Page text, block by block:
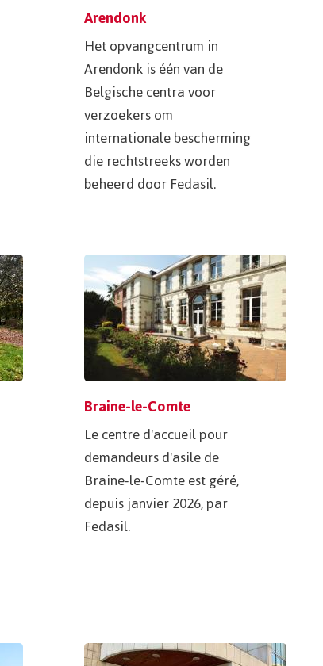
Arendonk
Het opvangcentrum in
Arendonk is één van de
Belgische centra voor
verzoekers om
internationale bescherming
die rechtstreeks worden
beheerd door Fedasil.
Braine-le-Comte
Le centre d'accueil pour
demandeurs d'asile de
Braine-le-Comte est géré,
depuis janvier 2026, par
Fedasil.